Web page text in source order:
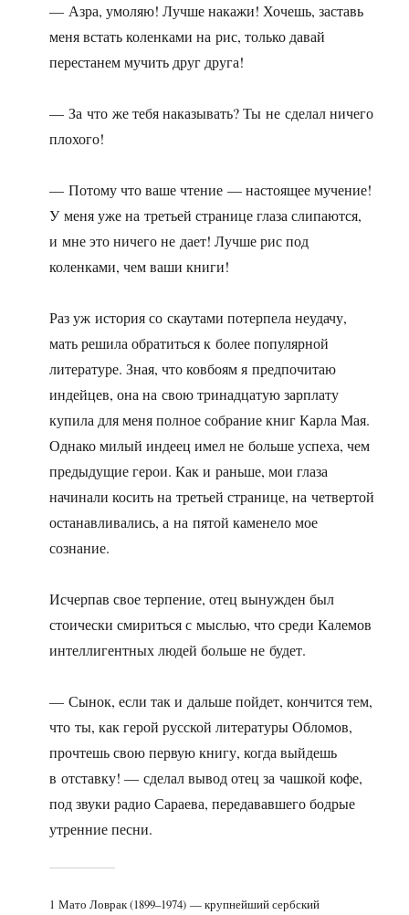
— Азра, умоляю! Лучше накажи! Хочешь, заставь
меня встать коленками на рис, только давай
перестанем мучить друг друга!
— За что же тебя наказывать? Ты не сделал ничего
плохого!
— Потому что ваше чтение — настоящее мучение!
У меня уже на третьей странице глаза слипаются,
и мне это ничего не дает! Лучше рис под
коленками, чем ваши книги!
Раз уж история со скаутами потерпела неудачу,
мать решила обратиться к более популярной
литературе. Зная, что ковбоям я предпочитаю
индейцев, она на свою тринадцатую зарплату
купила для меня полное собрание книг Карла Мая.
Однако милый индеец имел не больше успеха, чем
предыдущие герои. Как и раньше, мои глаза
начинали косить на третьей странице, на четвертой
останавливались, а на пятой каменело мое
сознание.
Исчерпав свое терпение, отец вынужден был
стоически смириться с мыслью, что среди Калемов
интеллигентных людей больше не будет.
— Сынок, если так и дальше пойдет, кончится тем,
что ты, как герой русской литературы Обломов,
прочтешь свою первую книгу, когда выйдешь
в отставку! — сделал вывод отец за чашкой кофе,
под звуки радио Сараева, передававшего бодрые
утренние песни.
1 Мато Ловрак (1899–1974) — крупнейший сербский